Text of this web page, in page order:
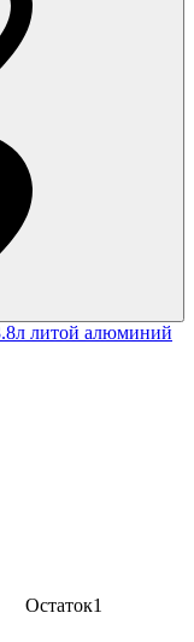
литой алюминий
Остаток1